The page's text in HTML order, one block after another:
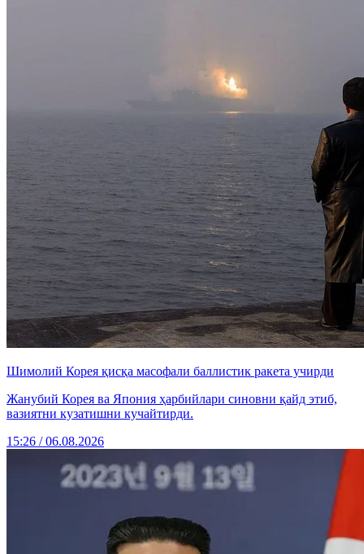
Шимолий Корея қисқа масофали баллистик ракета учирди
Жанубий Корея ва Япония ҳарбийлари синовни қайд этиб,
вазиятни кузатишни кучайтирди.
15:26 / 06.08.2026